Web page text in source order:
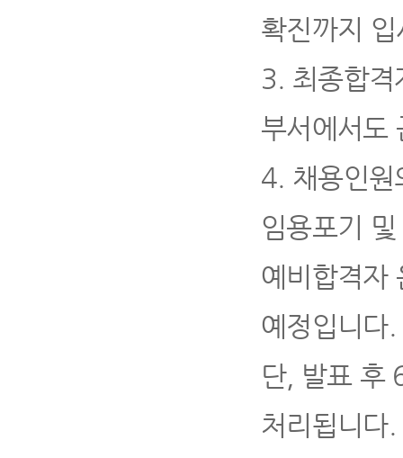
확진까지
3. 최종합
부서에서도
4. 채용인
임용포기
예비합격자
예정입니다.
단, 발표 후
처리됩니다.